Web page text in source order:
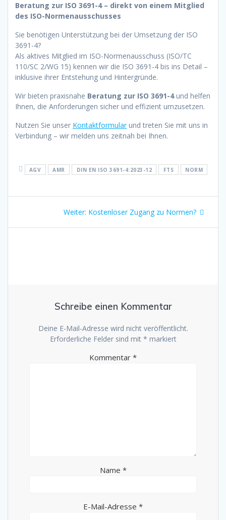
Beratung zur ISO 3691-4 – direkt von einem Mitglied
des ISO-Normenausschusses
Sie benötigen Unterstützung bei der Umsetzung der ISO
3691-4?
Als aktives Mitglied im ISO-Normenausschuss (ISO/TC
110/SC 2/WG 15) kennen wir die ISO 3691-4 bis ins Detail –
inklusive ihrer Entstehung und Hintergründe.
Wir bieten praxisnahe Beratung zur ISO 3691-4und helfen
Ihnen, die Anforderungen sicher und effizient umzusetzen.
Nutzen Sie unser Kontaktformularund treten Sie mit uns in
Verbindung – wir melden uns zeitnah bei Ihnen.
AGV AMR DIN EN ISO 3691-4:2023-12 FTS NORM
Beitragsnavigation
Weiter: Nächster
Kostenloser Zugang zu Normen?
Schreibe einen Kommentar
Deine E-Mail-Adresse wird nicht veröffentlicht.
Erforderliche Felder sind mit * markiert
Kommentar *
Name *
E-Mail-Adresse *